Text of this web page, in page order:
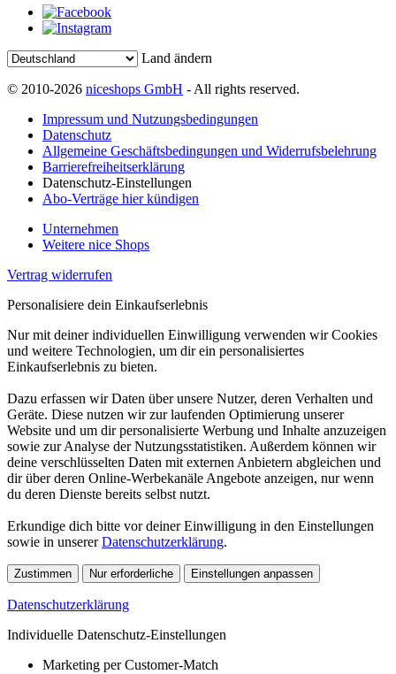
Land ändern
© 2010-2026 niceshops GmbH - All rights reserved.
Impressum und Nutzungsbedingungen
Datenschutz
Allgemeine Geschäftsbedingungen und Widerrufsbelehrung
Barrierefreiheitserklärung
Datenschutz-Einstellungen
Abo-Verträge hier kündigen
Unternehmen
Weitere nice Shops
Vertrag widerrufen
Personalisiere dein Einkaufserlebnis
Nur mit deiner individuellen Einwilligung verwenden wir Cookies
und weitere Technologien, um dir ein personalisiertes
Einkaufserlebnis zu bieten.
Dazu erfassen wir Daten über unsere Nutzer, deren Verhalten und
Geräte. Diese nutzen wir zur laufenden Optimierung unserer
Website und um dir personalisierte Werbung und Inhalte anzuzeigen
sowie zur Analyse der Nutzungsstatistiken. Außerdem können wir
deine verschlüsselten Daten mit externen Anbietern abgleichen und
dir über deren Online-Werbekanäle Angebote anzeigen, nur wenn
du deren Dienste bereits selbst nutzt.
Erkundige dich bitte vor deiner Einwilligung in den Einstellungen
sowie in unsererDatenschutzerklärung.
Zustimmen Nur erforderliche Einstellungen anpassen
Datenschutzerklärung
Individuelle Datenschutz-Einstellungen
Marketing per Customer-Match